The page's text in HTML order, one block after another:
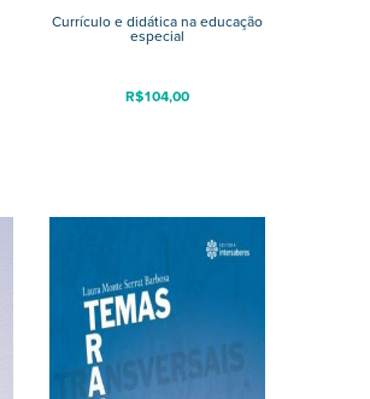
Currículo e didática na educação
especial
R$104,00